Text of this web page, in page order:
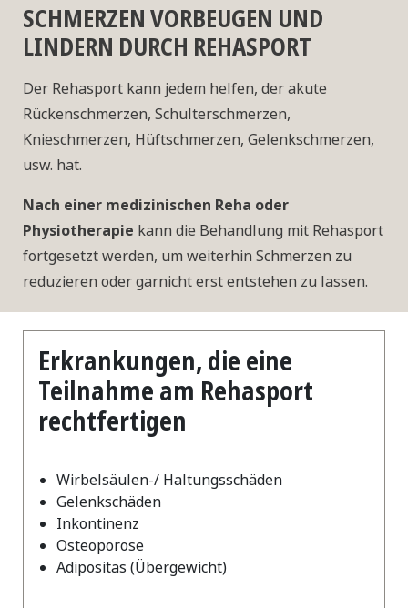
SCHMERZEN VORBEUGEN UND
LINDERN DURCH REHASPORT
Der Rehasport kann jedem helfen, der akute
Rückenschmerzen, Schulterschmerzen,
Knieschmerzen, Hüftschmerzen, Gelenkschmerzen,
usw. hat.
Nach einer medizinischen Reha oder
Physiotherapie kann die Behandlung mit Rehasport
fortgesetzt werden, um weiterhin Schmerzen zu
reduzieren oder garnicht erst entstehen zu lassen.
Erkrankungen, die eine
Teilnahme am Rehasport
rechtfertigen
Wirbelsäulen-/ Haltungsschäden
Gelenkschäden
Inkontinenz
Osteoporose
Adipositas (Übergewicht)